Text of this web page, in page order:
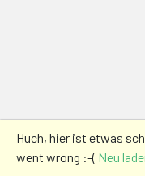
Huch, hier ist etwas
went wrong :-( Neu